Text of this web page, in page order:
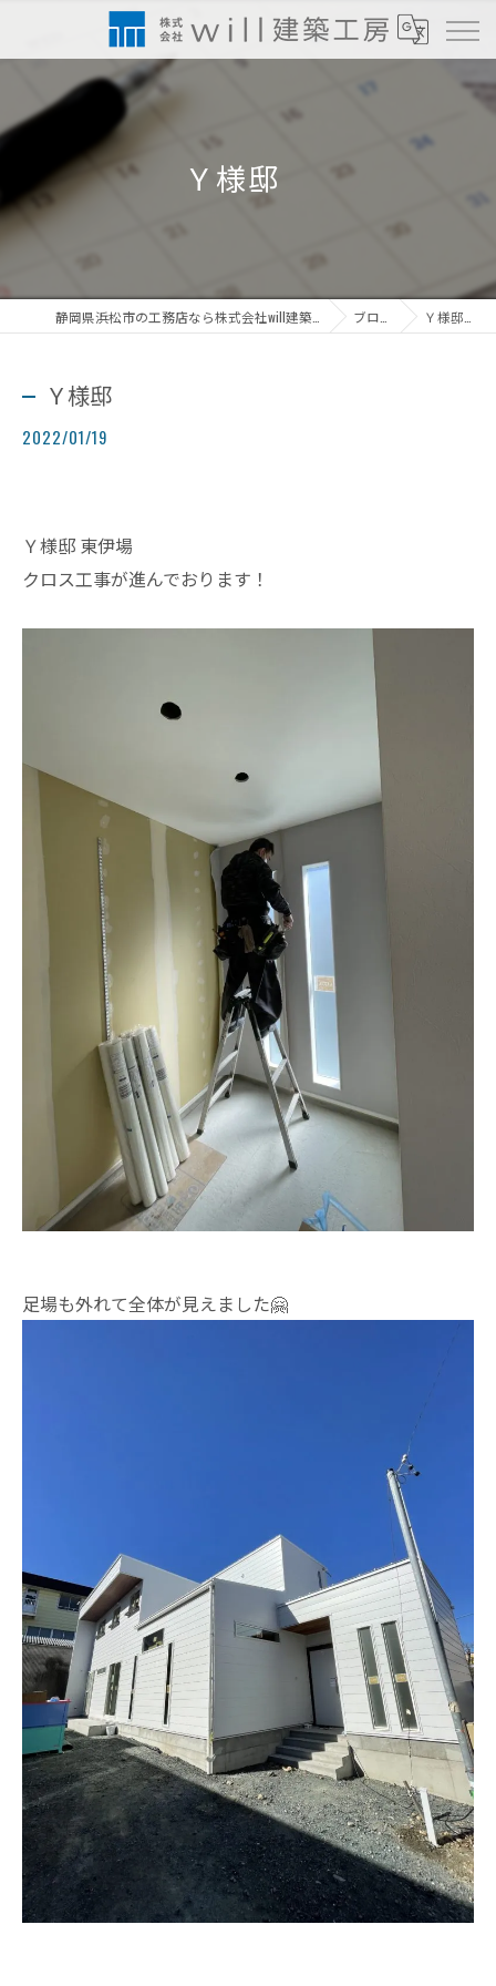
Ｙ様邸
ブログ Ｙ様邸
Ｙ様邸
2022/01/19
Ｙ様邸 東伊場
クロス工事が進んでおります！
足場も外れて全体が見えました🤗